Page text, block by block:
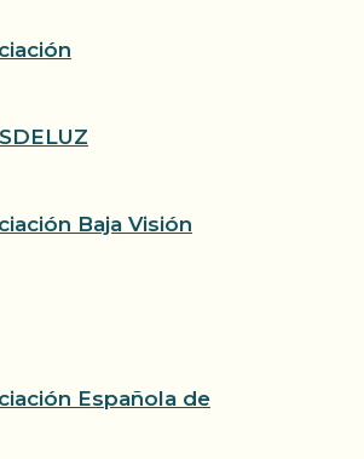
Baja Visión
Española de